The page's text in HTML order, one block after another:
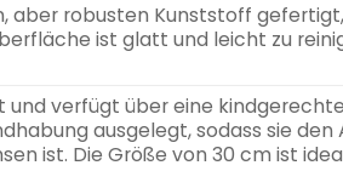
aber robusten Kunststoff
ist glatt und leicht zu
verfügt über eine
ausgelegt, sodass sie
ist. Die Größe von 30 cm ist